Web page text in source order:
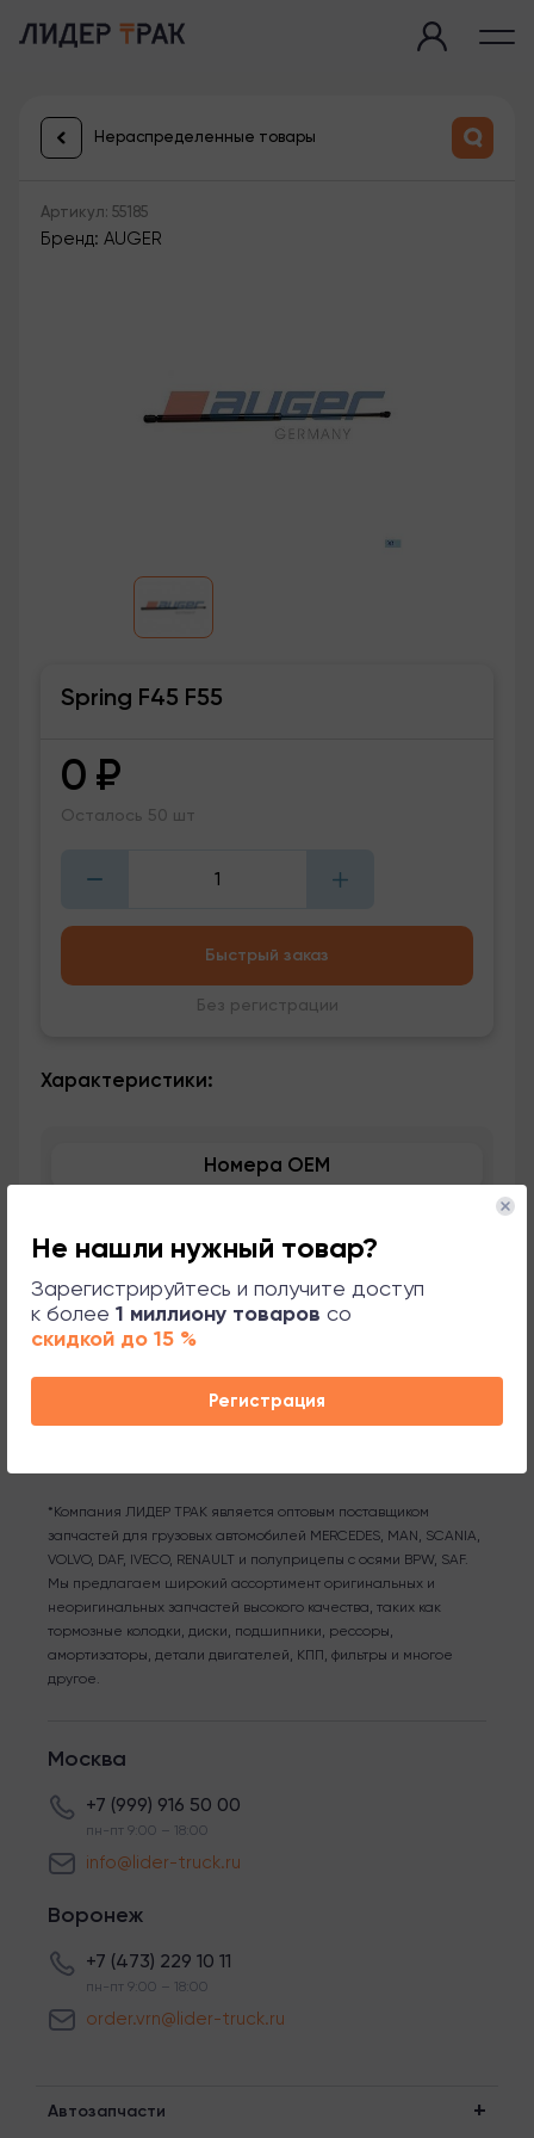
Не нашли нужный товар?
Зарегистрируйтесь и получите доступ
к более 1 миллиону товаров со
скидкой до 15 %
Регистрация
Нераспределенные товары
Артикул: 55185
Бренд: AUGER
Spring F45 F55
0 ₽
Осталось 50 шт
Быстрый заказ
Без регистрации
Характеристики:
Номера OEM
Сопутствующие товары
*Компания ЛИДЕР ТРАК является оптовым поставщиком
запчастей для грузовых автомобилей MERCEDES, MAN, SCANIA,
VOLVO, DAF, IVECO, RENAULT и полуприцепы с осями BPW, SAF.
Мы предлагаем широкий ассортимент оригинальных и
неоригинальных запчастей высокого качества, таких как
тормозные колодки, диски, подшипники, рессоры,
амортизаторы, детали двигателей, КПП, фильтры и многое
другое.
Москва
+7 (999) 916 50 00
пн-пт 9:00 – 18:00
info@lider-truck.ru
Воронеж
+7 (473) 229 10 11
пн-пт 9:00 – 18:00
order.vrn@lider-truck.ru
Автозапчасти